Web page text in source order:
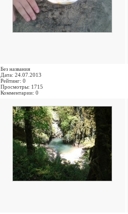
Без названия
Дата: 24.07.2013
Рейтинг: 0
Просмотры: 1715
Комментарии: 0